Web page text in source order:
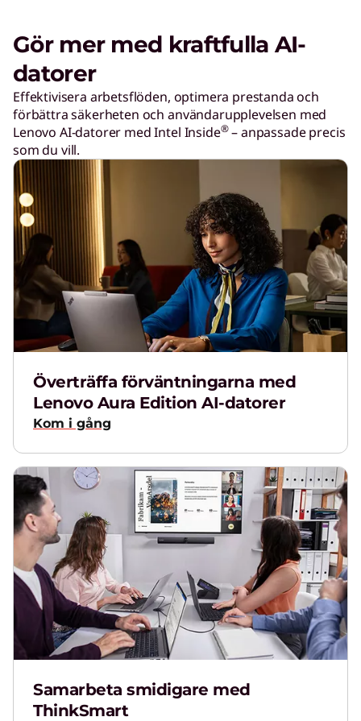
o
d
C
u
p
Gör mer med kraftfulla AI-
datorer
Effektivisera arbetsflöden, optimera prestanda och
förbättra säkerheten och användarupplevelsen med
Lenovo AI-datorer med Intel Inside®– anpassade precis
som du vill.
Överträffa förväntningarna med
Lenovo Aura Edition AI-datorer
Kom i gång
Samarbeta smidigare med
ThinkSmart